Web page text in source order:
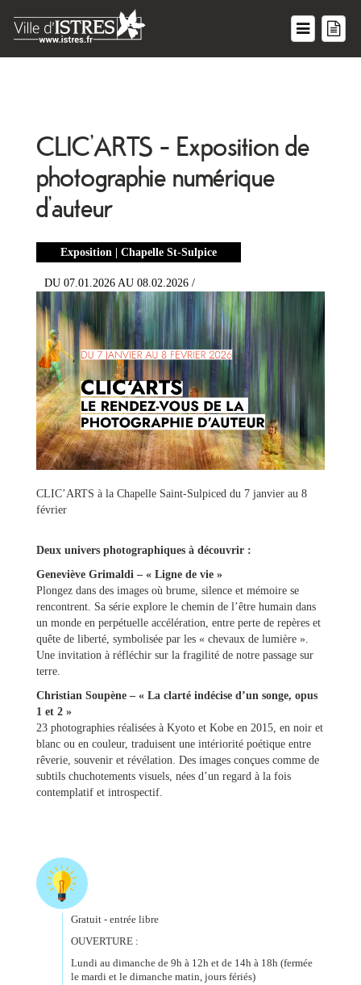
Ma
Mes
démarches
Ma
ville
Culture
&
Loisirs
|
Tourisme
Billetterie
Travaux/Voirie
Circulation
CLIC’ARTS - Exposition de
photographie numérique
d’auteur
Exposition | Chapelle St-Sulpice
DU 07.01.2026 AU 08.02.2026 /
CLIC’ARTS à la Chapelle Saint-Sulpiced du 7 janvier au 8
février
Deux univers photographiques à découvrir :
Geneviève Grimaldi – « Ligne de vie »
Plongez dans des images où brume, silence et mémoire se
rencontrent. Sa série explore le chemin de l’être humain dans
un monde en perpétuelle accélération, entre perte de repères et
quête de liberté, symbolisée par les « chevaux de lumière ».
Une invitation à réfléchir sur la fragilité de notre passage sur
terre.
Christian Soupène – « La clarté indécise d’un songe, opus
1 et 2 »
23 photographies réalisées à Kyoto et Kobe en 2015, en noir et
blanc ou en couleur, traduisent une intériorité poétique entre
rêverie, souvenir et révélation. Des images conçues comme de
subtils chuchotements visuels, nées d’un regard à la fois
contemplatif et introspectif.
Gratuit - entrée libre
OUVERTURE :
Lundi au dimanche de 9h à 12h et de 14h à 18h (fermée
le mardi et le dimanche matin, jours fériés)